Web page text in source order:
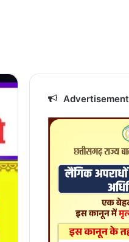
Advertisement